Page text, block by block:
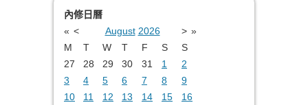
內修日曆
« < August 2026 > »
M
T W T F S
S
27
28 29 30 31 1
2
3
4 5 6 7 8
9
10
11 12 13 14 15
16